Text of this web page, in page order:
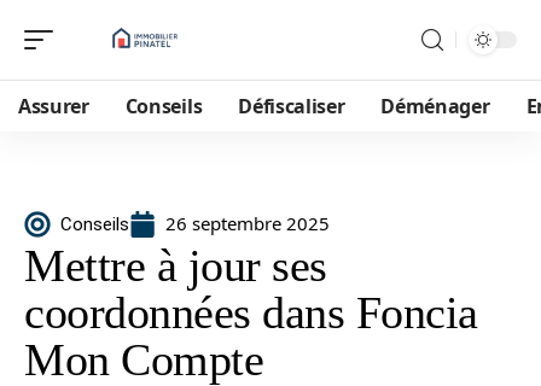
Assurer Conseils Défiscaliser Déménager
Conseils 26 septembre 2025
Mettre à jour ses
coordonnées dans Foncia
Mon Compte